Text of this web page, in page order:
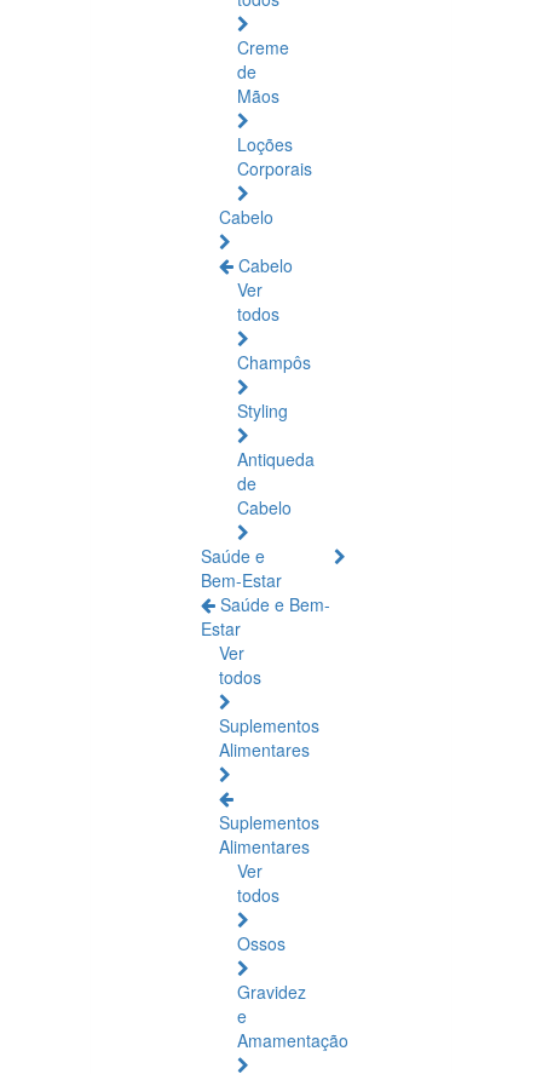
Creme
de
Mãos
Loções
Corporais
Cabelo
Cabelo
Ver
todos
Champôs
Styling
Antiqueda
de
Cabelo
Saúde e
Bem-Estar
Saúde e Bem-
Estar
Ver
todos
Suplementos
Alimentares
Suplementos
Alimentares
Ver
todos
Ossos
Gravidez
e
Amamentação